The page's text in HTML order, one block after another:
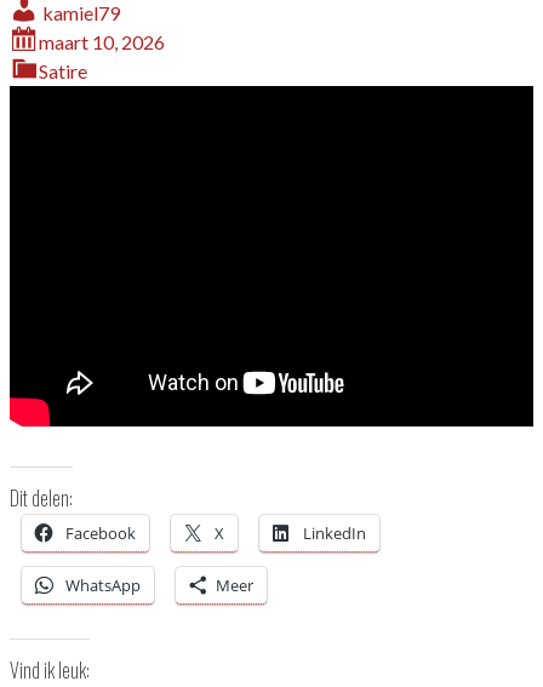
kamiel79
maart 10, 2026
Satire
Dit delen:
Facebook X LinkedIn
WhatsApp Meer
Vind ik leuk: